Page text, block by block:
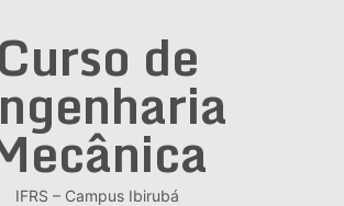
Curso de
IFRS – Campus Ibirubá